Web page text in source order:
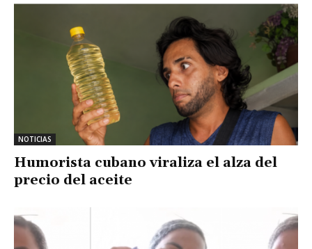
NOTICIAS
Humorista cubano viraliza el alza del
precio del aceite